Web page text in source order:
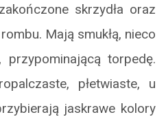
skrzydła oraz
Mają smukłą, nieco
przypominającą torpedę.
płetwiaste, u
jaskrawe kolory